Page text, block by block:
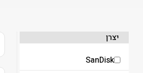
יצרן
SanDisk